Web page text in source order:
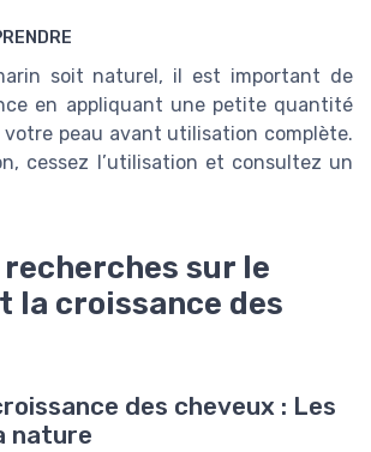
soit naturel, il est important de
en appliquant une petite quantité
votre peau avant utilisation complète.
cessez l’utilisation et consultez un
sur le
la croissance des
des cheveux : Les
nature